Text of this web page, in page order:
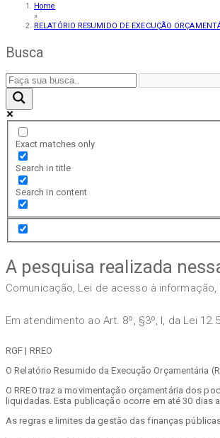
Home
»
RELATÓRIO RESUMIDO DE EXECUÇÃO
Busca
Exact matches only
Search in title
Search in content
A pesquisa realizada
Comunicação, Lei de acesso à
Em atendimento ao Art. 8º, §3º, I, da Lei
RGF | RREO
O Relatório Resumido da Execução Orçamentária
O RREO traz a movimentação orçamentária dos
liquidadas. Esta publicação ocorre em até 30 dias
As regras e limites da gestão das finanças